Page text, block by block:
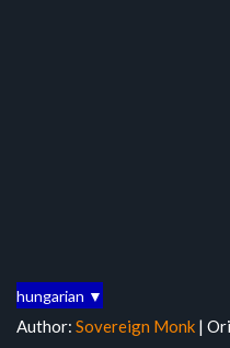
hungarian ▼
Author: Sovereign Monk |